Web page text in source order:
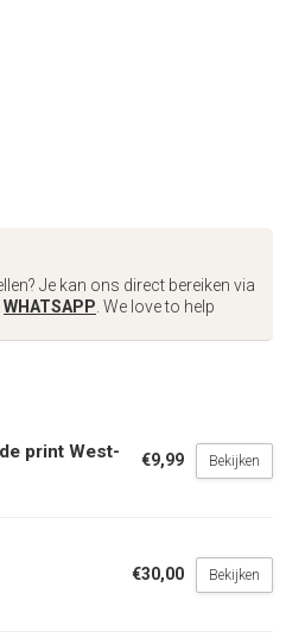
Je kan ons direct bereiken via
WHATSAPP . We love to help
print West-
€9,99 Bekijken
€30,00 Bekijken